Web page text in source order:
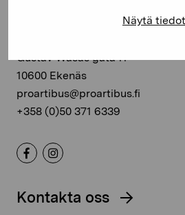
Näytä tiedot
Stiftelsen Pro
Gustav Wasas gata 11
10600 Ekenäs
proartibus@proartibus.fi
+358 (0)50 371 6339
Kontakta oss